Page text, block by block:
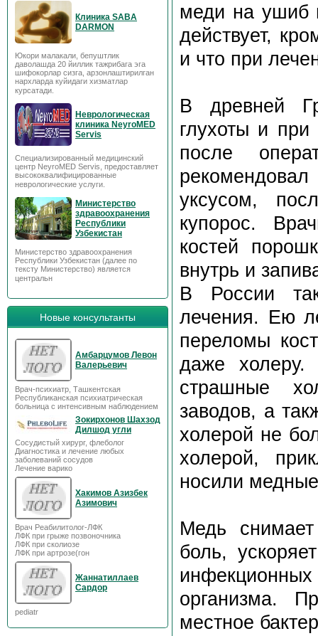
Клиника SABA
DARMON
Юкори малакали, бепуштлик
даволашда 20 йиллик тажрибага эга
шифокорлар сизга, арзонлаштирилган
нархларда куйидаги хизматлар
курсатади.
Неврологическая
клиника NeyroMED
Servis
Специализированный медицинский
центр NeyroMED Servis, предоставляет
высококвалифицированные
неврологические услуги.
Министерство
здравоохранения
Республики
Узбекистан
Министерство здравоохранения
Республики Узбекистан (далее по
тексту Министерство) является
центральн
Новые консультанты
Амбарцумов Левон
Валерьевич
Врач-психиатр, Ташкентская
Республиканская психиатрическая
больница с интенсивным наблюдением
Зокирхонов Шахзод
Дилшод угли
Сосудистый хирург, флеболог
Диагностика и лечение любых
заболеваний сосудов
Лечение варико
Хакимов Азизбек
Азимович
Врач Реабилитолог-ЛФК
ЛФК при грыже позвоночника
ЛФК при сколиозе
ЛФК при артрозе(гон
Жаннатиллаев
Сардор
pediatr
меди на ушиб
действует,
и что при
В древней
глухоты и
после
уксусом,
купорос.
костей
внутрь и
В России
лечения. Ею
переломы
даже
страшные
заводов, а
холерой не
холерой,
носили
Медь снимает
боль,
инфекционных
организма.
местное